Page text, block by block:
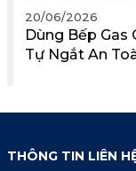
20/06/2026
Dùng Bếp Gas
Tự Ngắt An
THÔNG TIN LIÊN